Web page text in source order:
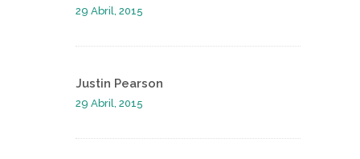
29 Abril, 2015
Justin Pearson
29 Abril, 2015